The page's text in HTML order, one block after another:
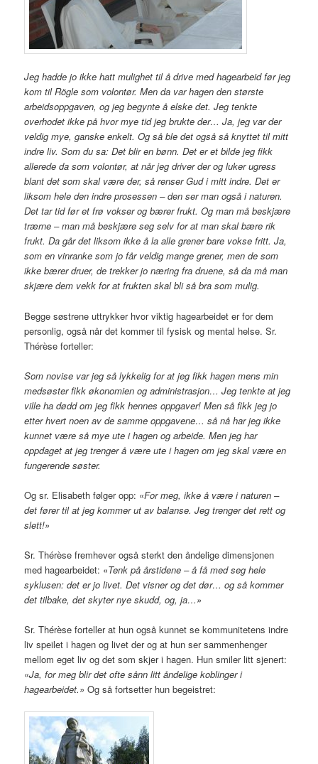
Jeg hadde jo ikke hatt mulighet til å drive med hagearbeid før jeg
kom til Rögle som volontør. Men da var hagen den største
arbeidsoppgaven, og jeg begynte å elske det. Jeg tenkte
overhodet ikke på hvor mye tid jeg brukte der… Ja, jeg var der
veldig mye, ganske enkelt. Og så ble det også så knyttet til mitt
indre liv. Som du sa: Det blir en bønn. Det er et bilde jeg fikk
allerede da som volontør, at når jeg driver der og luker ugress
blant det som skal være der, så renser Gud i mitt indre. Det er
liksom hele den indre prosessen – den ser man også i naturen.
Det tar tid før et frø vokser og bærer frukt. Og man må beskjære
trærne – man må beskjære seg selv for at man skal bære rik
frukt. Da går det liksom ikke å la alle grener bare vokse fritt. Ja,
som en vinranke som jo får veldig mange grener, men de som
ikke bærer druer, de trekker jo næring fra druene, så da må man
skjære dem vekk for at frukten skal bli så bra som mulig.
Begge søstrene uttrykker hvor viktig hagearbeidet er for dem
personlig, også når det kommer til fysisk og mental helse. Sr.
Thérèse forteller:
Som novise var jeg så lykkelig for at jeg fikk hagen mens min
medsøster fikk økonomien og administrasjon… Jeg tenkte at jeg
ville ha dødd om jeg fikk hennes oppgaver! Men så fikk jeg jo
etter hvert noen av de samme oppgavene… så nå har jeg ikke
kunnet være så mye ute i hagen og arbeide. Men jeg har
oppdaget at jeg trenger å være ute i hagen om jeg skal være en
fungerende søster.
Og sr. Elisabeth følger opp: «For meg, ikke å være i naturen –
det fører til at jeg kommer ut av balanse. Jeg trenger det rett og
slett!»
Sr. Thérèse fremhever også sterkt den åndelige dimensjonen
med hagearbeidet: «Tenk på årstidene – å få med seg hele
syklusen: det er jo livet. Det visner og det dør… og så kommer
det tilbake, det skyter nye skudd, og, ja…»
Sr. Thérèse forteller at hun også kunnet se kommunitetens indre
liv speilet i hagen og livet der og at hun ser sammenhenger
mellom eget liv og det som skjer i hagen. Hun smiler litt sjenert:
«Ja, for meg blir det ofte sånn litt åndelige koblinger i
hagearbeidet.»Og så fortsetter hun begeistret: